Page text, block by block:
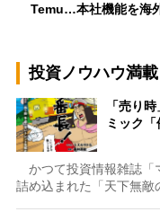
Temu…本社機能を海
投資ノウハウ満
「売り
ミック
かつて投資情報雑誌「
詰め込まれた「天下無敵